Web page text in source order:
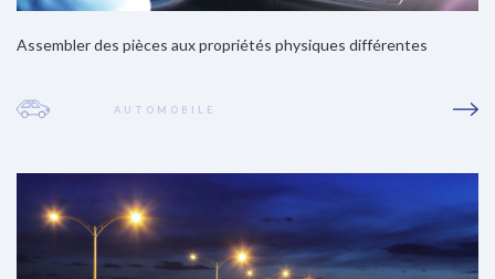
Assembler des pièces aux propriétés physiques différentes
AUTOMOBILE